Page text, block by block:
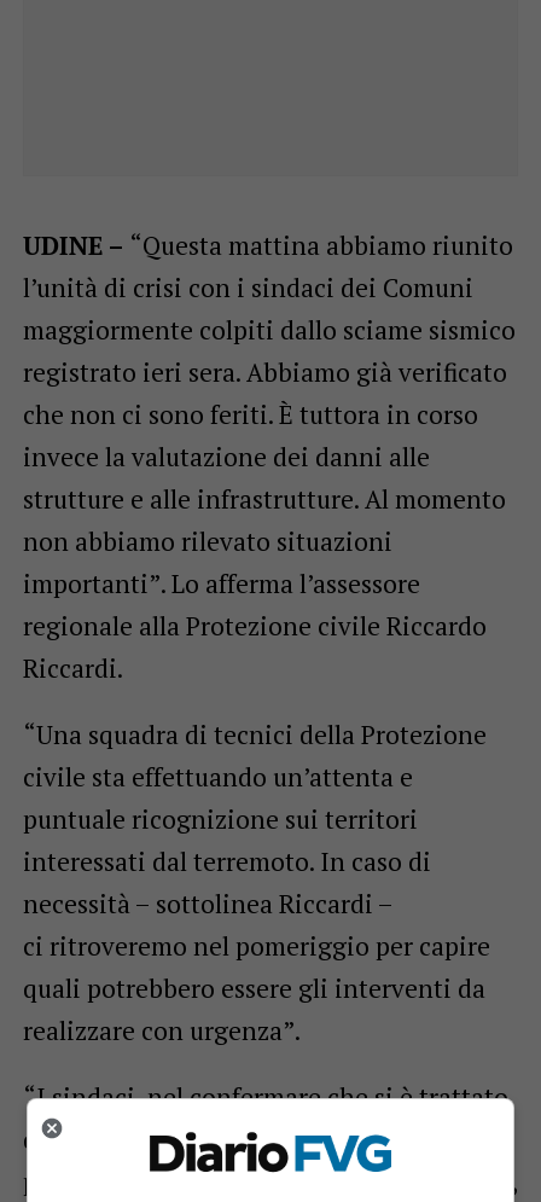
UDINE – “Questa mattina abbiamo riunito
l’unità di crisi con i sindaci dei Comuni
maggiormente colpiti dallo sciame sismico
registrato ieri sera. Abbiamo già verificato
che non ci sono feriti. È tuttora in corso
invece la valutazione dei danni alle
strutture e alle infrastrutture. Al momento
non abbiamo rilevato situazioni
importanti”. Lo afferma l’assessore
regionale alla Protezione civile Riccardo
Riccardi.
“Una squadra di tecnici della Protezione
civile sta effettuando un’attenta e
puntuale ricognizione sui territori
interessati dal terremoto. In caso di
necessità – sottolinea Riccardi –
ci ritroveremo nel pomeriggio per capire
quali potrebbero essere gli interventi da
realizzare con urgenza”.
“I sindaci, nel confermare che si è trattato
di un evento che ha destato molta
preoccupazione e paura nella cittadinanza,